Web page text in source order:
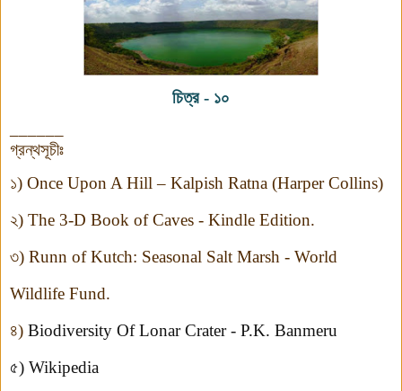
চিত্র - ১০
গ্রন্থসূচীঃ
১) Once Upon A Hill – Kalpish Ratna (HarperCollins)
২) The 3-D Book of Caves - Kindle Edition.
৩) Runn of Kutch: Seasonal Salt Marsh - World
Wildlife Fund.
৪) Biodiversity Of Lonar Crater - P.K. Banmeru
৫) Wikipedia